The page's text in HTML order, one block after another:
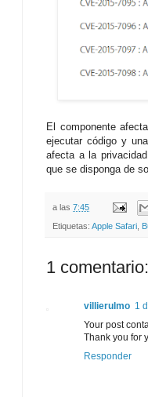
El componente
ejecutar código y
afecta a la
que se disponga de
a las 7:45
Etiquetas: Apple Safari
1 comentario:
villierulmo 1
Your post
Thank you for
Responder